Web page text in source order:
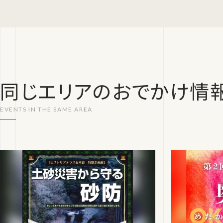
同じエリアのおでかけ情